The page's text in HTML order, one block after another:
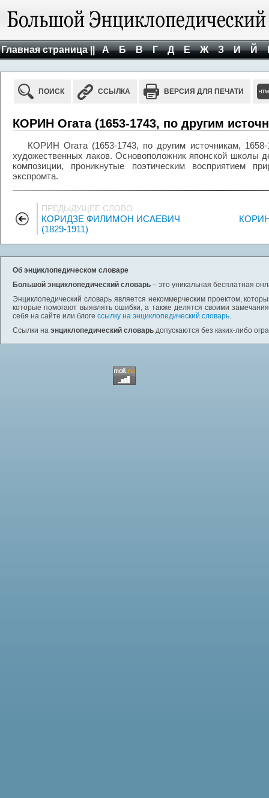
Главная страница || А Б В Г Д Е Ж З И Й
ПОИСК ССЫЛКА ВЕРСИЯ ДЛЯ ПЕЧАТИ
КОРИН Огата (1653-1743, по другим
КОРИН Огата (1653-1743, по другим источникам,
художественных лаков. Основоположник японской школы
композиции, проникнутые поэтическим восприятием
экспромта.
ПРЕДЫДУЩЕЕ СЛОВО
КОРИДЗЕ ФИЛИМОН ИСАЕВИЧ
(1829-1911)
Об энциклопедическом словаре
Большой энциклопедический словарь – это уникальная бесплатная
Энциклопедический словарь является некоммерческим проектом,
которые помогают выявлять ошибки, а также делятся своими
себя на сайте или блоге ссылку на энциклопедический словарь.
Ссылки на энциклопедический словарь допускаются без каких-либо